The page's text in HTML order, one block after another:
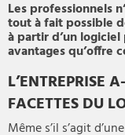
Les professionnels
tout à fait possible
à partir d’un
avantages qu’offre
L’ENTREPRISE
FACETTES DU
Même s’il s’agit d’une